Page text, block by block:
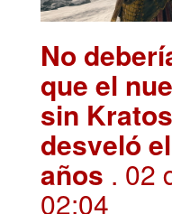
No
que el
sin
desveló
años . 02
02:04